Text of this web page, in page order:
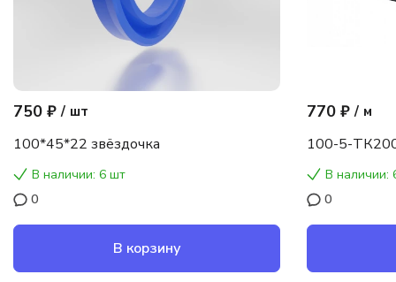
750 ₽ / шт
100*45*22 звёздочка
В наличии: 6 шт
0
В корзину
770 ₽ / м
100-5-
В наличии:
0